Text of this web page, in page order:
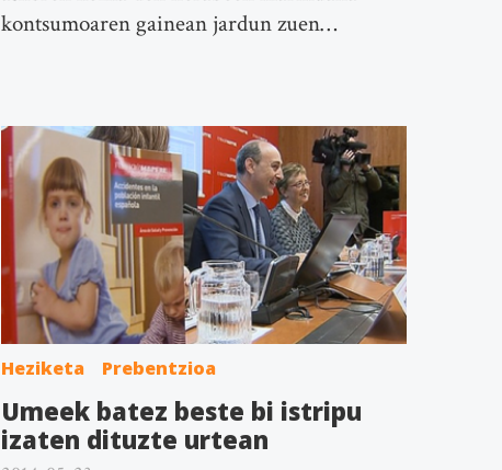
kontsumoaren gainean jardun zuen…
Heziketa Prebentzioa
Umeek batez beste bi istripu
izaten dituzte urtean